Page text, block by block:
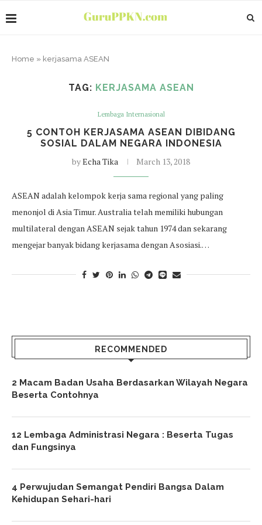
Home » kerjasama ASEAN
TAG: KERJASAMA ASEAN
Lembaga Internasional
5 CONTOH KERJASAMA ASEAN DIBIDANG
SOSIAL DALAM NEGARA INDONESIA
byEcha Tika March 13, 2018
ASEAN adalah kelompok kerja sama regional yang paling
menonjol di Asia Timur. Australia telah memiliki hubungan
multilateral dengan ASEAN sejak tahun 1974 dan sekarang
mengejar banyak bidang kerjasama dengan Asosiasi.…
RECOMMENDED
2 Macam Badan Usaha Berdasarkan Wilayah Negara
Beserta Contohnya
12 Lembaga Administrasi Negara : Beserta Tugas
dan Fungsinya
4 Perwujudan Semangat Pendiri Bangsa Dalam
Kehidupan Sehari-hari